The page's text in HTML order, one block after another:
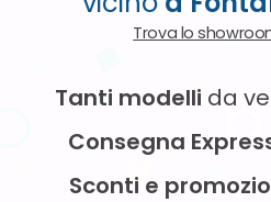
Trova lo
Tanti modelli da
Consegna
Sconti e